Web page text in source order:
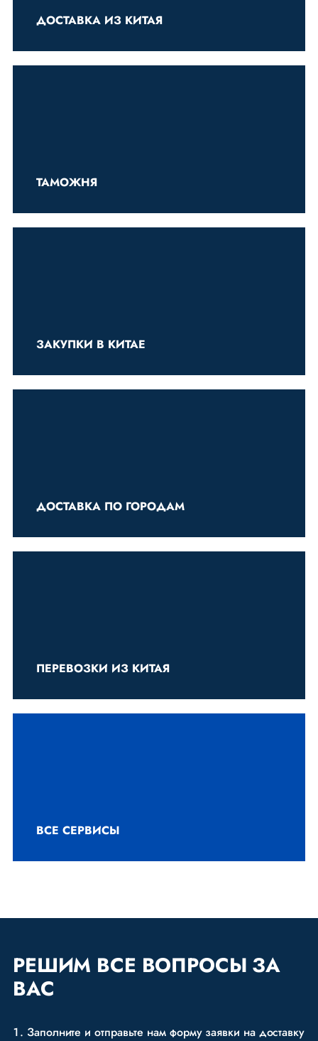
РЕШИМ ВСЕ ВОПРОСЫ ЗА
ВАС
Заполните и отправьте нам форму заявки на доставку
ДОСТАВКА ИЗ КИТАЯ
ТАМОЖНЯ
ЗАКУПКИ В КИТАЕ
ДОСТАВКА ПО ГОРОДАМ
ПЕРЕВОЗКИ ИЗ КИТАЯ
ВСЕ СЕРВИСЫ